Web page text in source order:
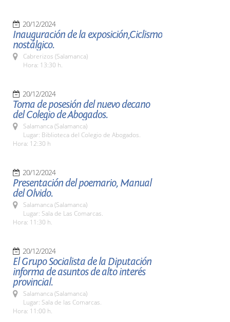
20/12/2024
Inauguración de la exposición,Ciclismo
nostálgico.
Cabrerizos (Salamanca)
Hora: 13:30 h.
20/12/2024
Toma de posesión del nuevo decano
del Colegio de Abogados.
Salamanca (Salamanca)
Lugar: Biblioteca del Colegio de Abogados.
Hora: 12:30 h
20/12/2024
Presentación del poemario, Manual
del Olvido.
Salamanca (Salamanca)
Lugar: Sala de Las Comarcas.
Hora: 11:30 h.
20/12/2024
El Grupo Socialista de la Diputación
informa de asuntos de alto interés
provincial.
Salamanca (Salamanca)
Lugar: Sala de las Comarcas.
Hora: 11:00 h.